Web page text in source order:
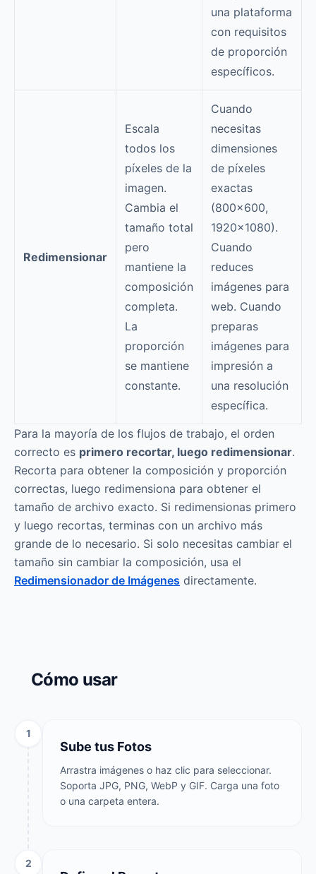
una plataforma
con requisitos
de proporción
específicos.
Redimensionar
Escala
todos los
píxeles de la
imagen.
Cambia el
tamaño total
pero
mantiene la
composición
completa.
La
proporción
se mantiene
constante.
Cuando
necesitas
dimensiones
de píxeles
exactas
(800×600,
1920×1080).
Cuando
reduces
imágenes para
web. Cuando
preparas
imágenes para
impresión a
una resolución
específica.
Para la mayoría de los flujos de trabajo, el orden
correcto es primero recortar, luego redimensionar.
Recorta para obtener la composición y proporción
correctas, luego redimensiona para obtener el
tamaño de archivo exacto. Si redimensionas primero
y luego recortas, terminas con un archivo más
grande de lo necesario. Si solo necesitas cambiar el
tamaño sin cambiar la composición, usa el
Redimensionador de Imágenes directamente.
Cómo usar
1
Sube tus Fotos
Arrastra imágenes o haz clic para seleccionar.
Soporta JPG, PNG, WebP y GIF. Carga una foto
o una carpeta entera.
2